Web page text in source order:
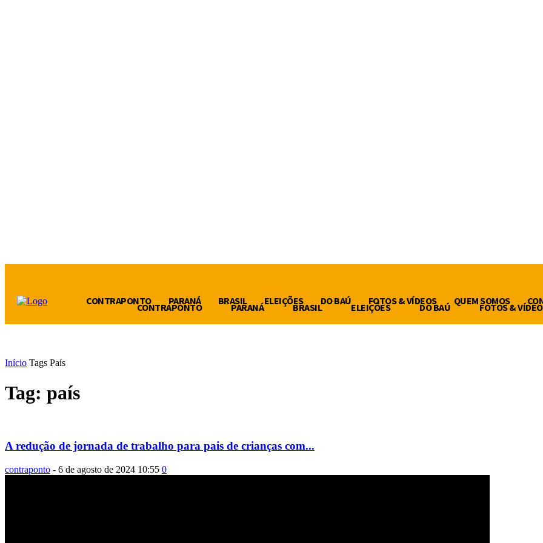
CONTRAPONTO PARANÁ BRASIL ELEIÇÕES DO BAÚ FOTOS &
CONTRAPONTO PARANÁ BRASIL ELEIÇÕES DO BAÚ FOTOS & VÍDEOS QUEM SOMOS
Início Tags País
Tag: país
A redução de jornada de trabalho para pais de crianças com...
contraponto - 6 de agosto de 2024 10:55 0